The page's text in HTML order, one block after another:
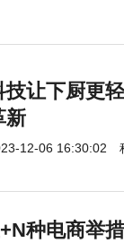
技让下厨更
新
12-06 16:30:02
种电商举